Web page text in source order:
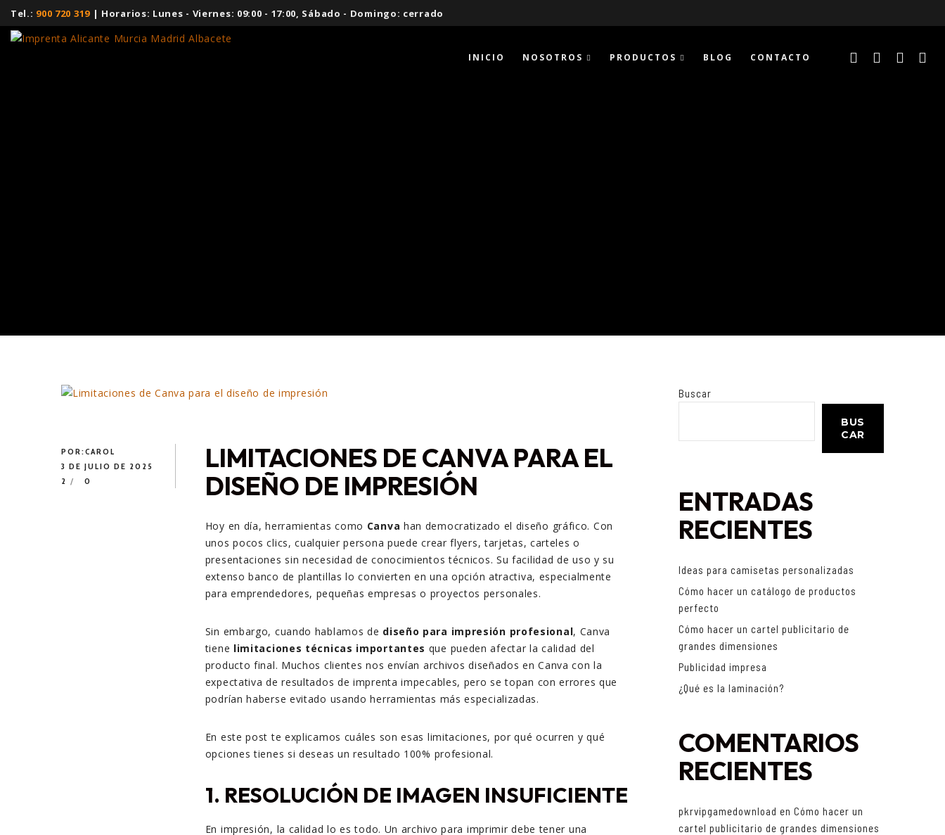
Tel.: 900 720 319| Horarios: Lunes - Viernes: 09:00 - 17:00, Sábado - Domingo: cerrado
INICIO NOSOTROS PRODUCTOS BLOG CONTACTO
POR:CAROL
3 DE JULIO DE 2025
2
0
LIMITACIONES DE CANVA PARA EL
DISEÑO DE IMPRESIÓN
Hoy en día, herramientas como Canva han democratizado el diseño gráfico. Con
unos pocos clics, cualquier persona puede crear flyers, tarjetas, carteles o
presentaciones sin necesidad de conocimientos técnicos. Su facilidad de uso y su
extenso banco de plantillas lo convierten en una opción atractiva, especialmente
para emprendedores, pequeñas empresas o proyectos personales.
Sin embargo, cuando hablamos de diseño para impresión profesional, Canva
tiene limitaciones técnicas importantes que pueden afectar la calidad del
producto final. Muchos clientes nos envían archivos diseñados en Canva con la
expectativa de resultados de imprenta impecables, pero se topan con errores que
podrían haberse evitado usando herramientas más especializadas.
En este post te explicamos cuáles son esas limitaciones, por qué ocurren y qué
opciones tienes si deseas un resultado 100% profesional.
1. RESOLUCIÓN DE IMAGEN INSUFICIENTE
En impresión, la calidad lo es todo. Un archivo para imprimir debe tener una
Buscar
BUS
CAR
ENTRADAS
RECIENTES
Ideas para camisetas personalizadas
Cómo hacer un catálogo de productos
perfecto
Cómo hacer un cartel publicitario de
grandes dimensiones
Publicidad impresa
¿Qué es la laminación?
COMENTARIOS
RECIENTES
pkrvipgamedownload en Cómo hacer un
cartel publicitario de grandes dimensiones